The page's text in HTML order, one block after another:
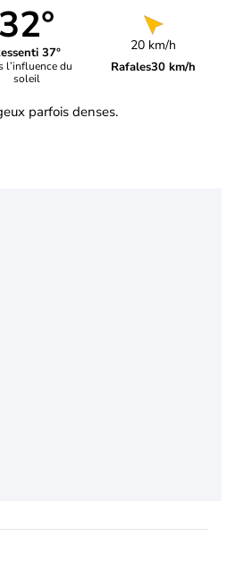
32°
37°
l’influence du
soleil
20 km/h
Rafales30 km/h
parfois denses.